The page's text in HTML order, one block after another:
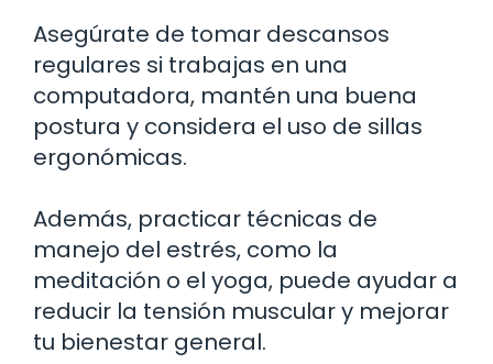
Asegúrate de tomar descansos
regulares si trabajas en una
computadora, mantén una buena
postura y considera el uso de sillas
ergonómicas.
Además, practicar técnicas de
manejo del estrés, como la
meditación o el yoga, puede ayudar a
reducir la tensión muscular y mejorar
tu bienestar general.